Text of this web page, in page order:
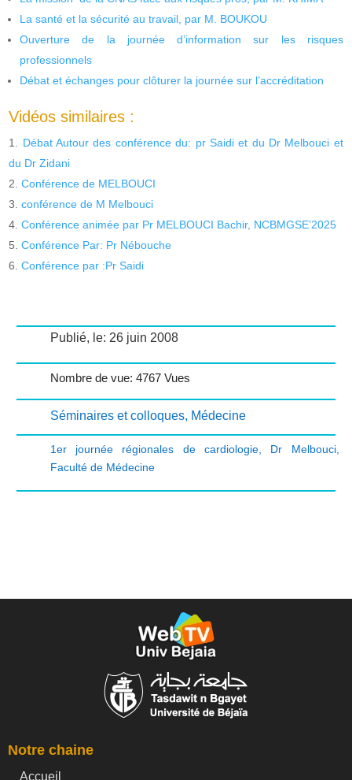
La santé et la sécurité au travail, par M. BOUKOU
Ouverture de la journée d’information sur les risques
professionnels
Débat et échanges pour clôturer la journée sur l’accréditation
Vidéos similaires :
Débat Autour des conférence du: pr Saidi et du Dr Melbouci et
du Dr Zidani
Conférence de MELBOUCI
conférence de M Melbouci
Conférence animée par Pr MELBOUCI Bachir, NCBMGSE’2025
Conférence Par: Pr Nébouche
Conférence par :Pr Saidi
Publié, le: 26 juin 2008
Nombre de vue: 4767 Vues
Séminaires et colloques, Médecine
1er journée régionales de cardiologie, Dr Melbouci,
Faculté de Médecine
Notre chaine
Accueil